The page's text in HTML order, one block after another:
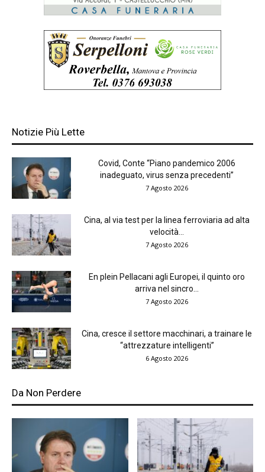
Notizie Più Lette
Covid, Conte “Piano pandemico 2006
inadeguato, virus senza precedenti”
7 Agosto 2026
Cina, al via test per la linea ferroviaria ad alta
velocità...
7 Agosto 2026
En plein Pellacani agli Europei, il quinto oro
arriva nel sincro...
7 Agosto 2026
Cina, cresce il settore macchinari, a trainare le
“attrezzature intelligenti”
6 Agosto 2026
Da Non Perdere